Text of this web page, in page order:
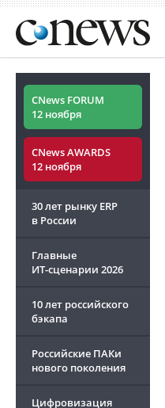
CNews FORUM
12 ноября
CNews AWARDS
12 ноября
30 лет рынку ERP
в России
Главные
ИТ-сценарии 2026
10 лет российского
бэкапа
Российские ПАКи
нового поколения
Цифровизация